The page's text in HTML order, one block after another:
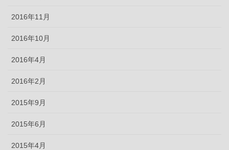
2016年11月
2016年10月
2016年4月
2016年2月
2015年9月
2015年6月
2015年4月